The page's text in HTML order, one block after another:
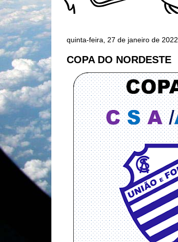
quinta-feira, 27 de janeiro de 2022
COPA DO NORDESTE